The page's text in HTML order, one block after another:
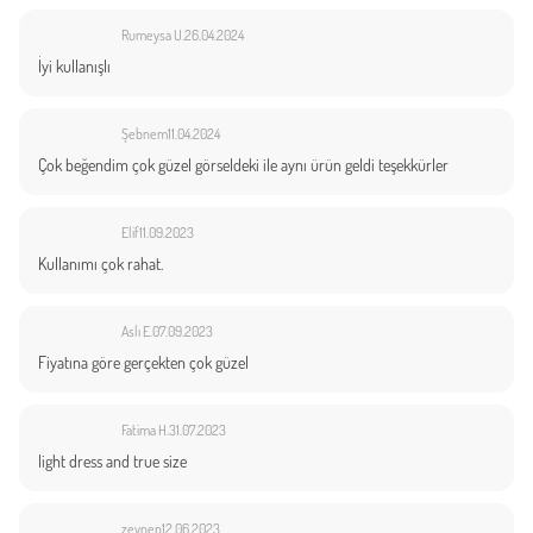
Rumeysa U. 26.04.2024
İyi kullanışlı
Şebnem11.04.2024
Çok beğendim çok güzel görseldeki ile aynı ürün geldi teşekkürler
Elif11.09.2023
Kullanımı çok rahat.
Aslı E.07.09.2023
Fiyatına göre gerçekten çok güzel
Fatima H. 31.07.2023
light dress and true size
zeynep12.06.2023